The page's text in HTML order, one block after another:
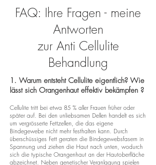
FAQ: Ihre Fragen - meine
Antworten
zur Anti Cellulite
Behandlung
1. Warum entsteht Cellulite eigentlich? Wie
lässt sich Orangenhaut effektiv bekämpfen ?
Cellulite tritt bei etwa 85 % aller Frauen früher oder
später auf. Bei den unliebsamen Dellen handelt es sich
um vergrösserte Fettzellen, die das eigene
Bindegewebe nicht mehr festhalten kann. Durch
überschüssiges Fett geraten die Bindegewebsfasern in
Spannung und ziehen die Haut nach unten, wodurch
sich die typische Orangenhaut an der Hautoberfläche
abzeichnet. Neben genetischer Veranlagung spielen